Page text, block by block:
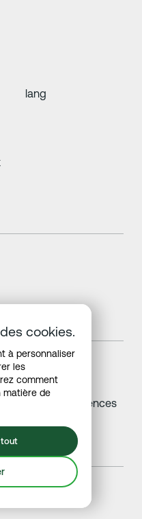
lang
ads/ga-audiences
cookies.
à personnaliser
les
comment
matière de